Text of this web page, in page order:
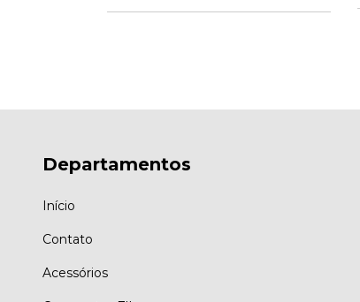
Departamentos
Início
Contato
Acessórios